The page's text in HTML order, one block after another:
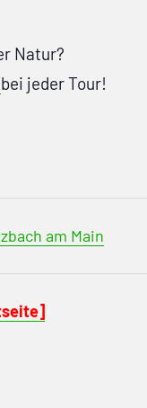
Natur?
bei jeder Tour!
am Main